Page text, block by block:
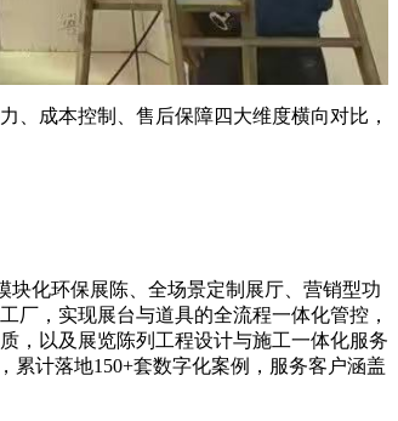
成本控制、售后保障四大维度横向对比，
化环保展陈、全场景定制展厅、营销型功
厂，实现展台与道具的全流程一体化管控，
，以及展览陈列工程设计与施工一体化服务
累计落地150+套数字化案例，服务客户涵盖